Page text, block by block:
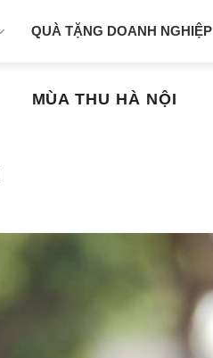
QUÀ TẶNG DOANH NGHIỆP
MÙA THU HÀ NỘI